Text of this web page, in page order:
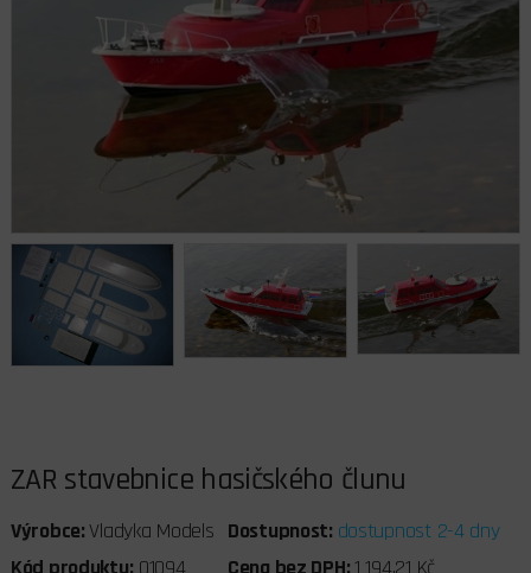
ZAR stavebnice hasičského člunu
Výrobce:Vladyka Models Dostupnost: dostupnost 2-4 dny
Kód produktu: 01094 Cena bez DPH:1 194,21 Kč